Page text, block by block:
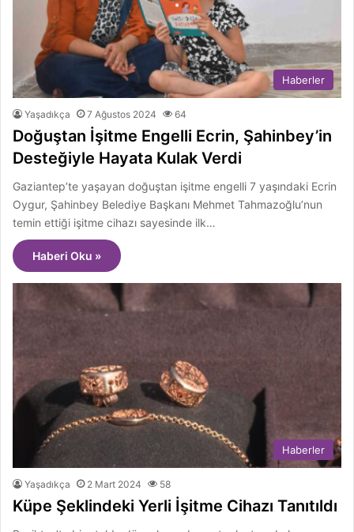
Haberler
Yaşadıkça 7 Ağustos 2024 64
Doğuştan İşitme Engelli Ecrin, Şahinbey’in
Desteğiyle Hayata Kulak Verdi
Gaziantep’te yaşayan doğuştan işitme engelli 7 yaşındaki Ecrin
Oygur, Şahinbey Belediye Başkanı Mehmet Tahmazoğlu’nun
temin ettiği işitme cihazı sayesinde ilk…
Haberi Oku »
Haberler
Yaşadıkça 2 Mart 2024 58
Küpe Şeklindeki Yerli İşitme Cihazı Tanıtıldı